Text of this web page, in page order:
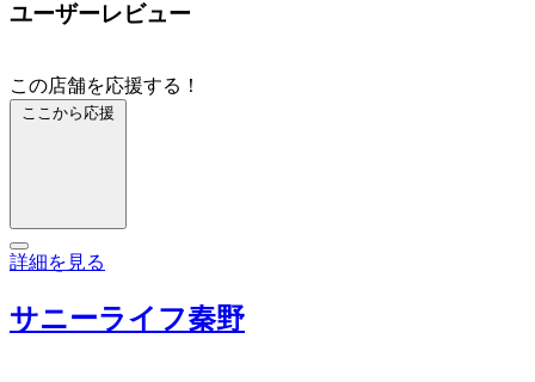
ユーザーレビュー
この店舗を応援する！
ここから応援
詳細を見る
サニーライフ秦野